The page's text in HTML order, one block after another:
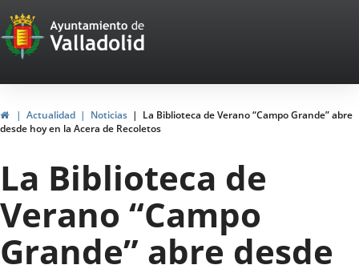
Portal
Web
del
Ayuntamiento
de
Valladolid
InicioActualidad Noticias
La Biblioteca de Verano “Campo Grande” abre
desde hoy en la Acera de Recoletos
La Biblioteca de
Verano “Campo
Grande” abre desde